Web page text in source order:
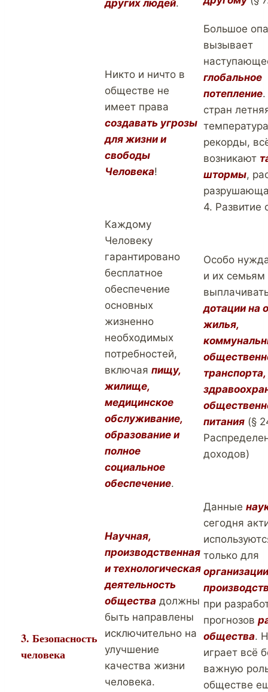
других людей.
3. Безопасность
человека
Никто и ничто в
обществе не
имеет права
создавать угрозы
для жизни и
свободы
Человека!
Каждому
Человеку
гарантировано
бесплатное
обеспечение
основных
жизненно
необходимых
потребностей,
включая пищу,
жилище,
медицинское
обслуживание,
образование и
полное
социальное
обеспечение.
Научная,
производственная
и технологическая
деятельность
общества должны
быть направлены
исключительно на
улучшение
качества жизни
человека.
Большое
вызывает
глобальное
потепление
стран
рекорды,
возникают
штормы,
4. Развитие
Особо
и их семьям
дотации на
жилья,
транспорта,
питания (§
доходов)
Данные
сегодня
только для
организации
при
прогнозов
общества.
играет всё
важную
обществе